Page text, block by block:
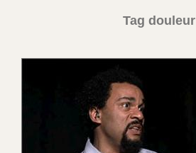
Tag douleur